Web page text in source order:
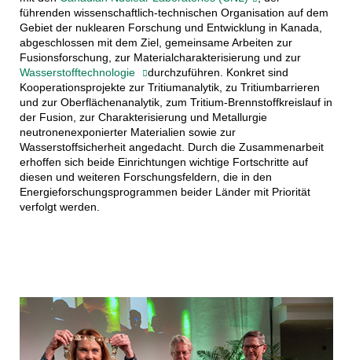
führenden wissenschaftlich-technischen Organisation auf dem
Gebiet der nuklearen Forschung und Entwicklung in Kanada,
abgeschlossen mit dem Ziel, gemeinsame Arbeiten zur
Fusionsforschung, zur Materialcharakterisierung und zur
Wasserstofftechnologie
durchzuführen. Konkret sind
Kooperationsprojekte zur Tritiumanalytik, zu Tritiumbarrieren
und zur Oberflächenanalytik, zum Tritium-Brennstoffkreislauf in
der Fusion, zur Charakterisierung und Metallurgie
neutronenexponierter Materialien sowie zur
Wasserstoffsicherheit angedacht. Durch die Zusammenarbeit
erhoffen sich beide Einrichtungen wichtige Fortschritte auf
diesen und weiteren Forschungsfeldern, die in den
Energieforschungsprogrammen beider Länder mit Priorität
verfolgt werden.